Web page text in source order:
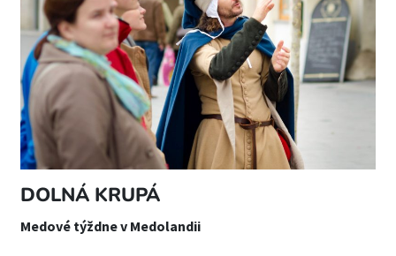
DOLNÁ KRUPÁ
Medové týždne v Medolandii